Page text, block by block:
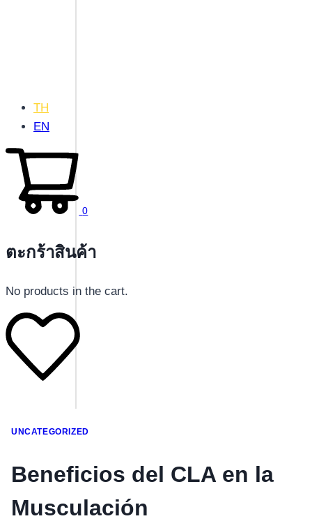
TH
EN
0
ตะกร้าสินค้า
No products in the cart.
UNCATEGORIZED
Beneficios del CLA en la
Musculación